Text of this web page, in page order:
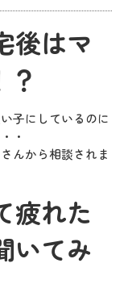
後はマ
子にしているのに
・
んから相談されま
疲れた
いてみ